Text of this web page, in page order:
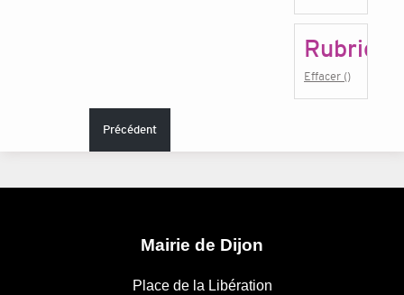
Rubrique
Effacer ()
Précédent
Mairie de Dijon
Place de la Libération